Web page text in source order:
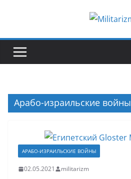
Арабо-израильские войны
АРАБО-ИЗРАИЛЬСКИЕ ВОЙНЫ
02.05.2021 militarizm